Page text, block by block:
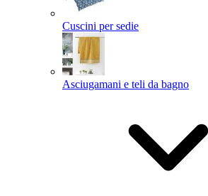
Cuscini per sedie
Asciugamani e teli da bagno